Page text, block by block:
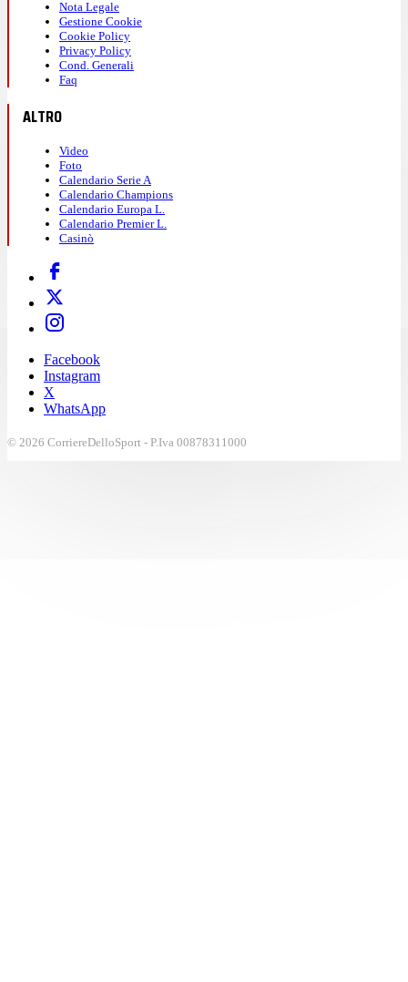
Nota Legale
Gestione Cookie
Cookie Policy
Privacy Policy
Cond. Generali
Faq
ALTRO
Video
Foto
Calendario Serie A
Calendario Champions
Calendario Europa L.
Calendario Premier L.
Casinò
Facebook
Instagram
X
WhatsApp
© 2026 CorriereDelloSport - P.Iva 00878311000